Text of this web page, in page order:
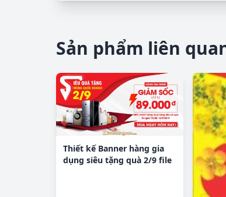
Sản phẩm liên
Thiết kế Banner hàng gia
dụng siêu tặng quà 2/9 file